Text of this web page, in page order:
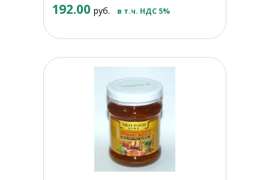
192.00 руб. в т.ч. НДС 5%